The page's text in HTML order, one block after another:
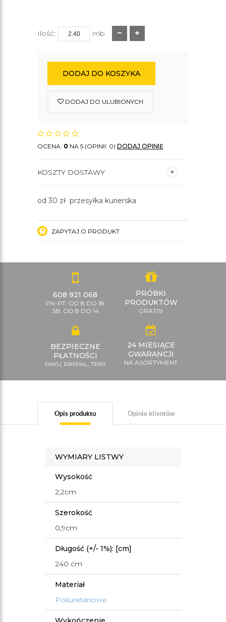
Ilość: mb
DODAJ DO KOSZYKA
DODAJ DO ULUBIONYCH
OCENA: 0 NA 5 (OPINII: 0) DODAJ OPINIĘ
KOSZTY DOSTAWY
od 30 zł przesyłka kurierska
ZAPYTAJ O PRODUKT
608 921 068
PN-PT: OD 8 DO 18
SB: OD 8 DO 14
PRÓBKI
PRODUKTÓW
GRATIS!
BEZPIECZNE
PŁATNOŚCI
PAYU, PAYPAL, TPAY
24 MIESIĄCE
GWARANCJI
NA ASORTYMENT
Opis produktu Opinie klientów
WYMIARY LISTWY
Wysokość
2,2cm
Szerokość
0,9cm
Długość (+/- 1%): [cm]
240 cm
Materiał
Poliuretanowe